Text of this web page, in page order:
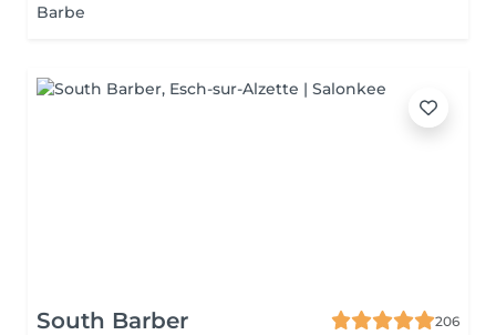
Barbe
South Barber
206